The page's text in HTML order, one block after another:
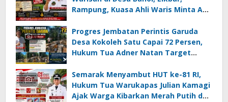
Rampung, Kuasa Ahli Waris Minta APH
Korupsi Dandes
Progres Jembatan Perintis Garuda
Desa Kokoleh Satu Capai 72 Persen,
Hukum Tua Adner Natan Target
Semarak Menyambut HUT ke-81 RI,
Hukum Tua Warukapas Julian Kamagi
Ajak Warga Kibarkan Merah Putih dan